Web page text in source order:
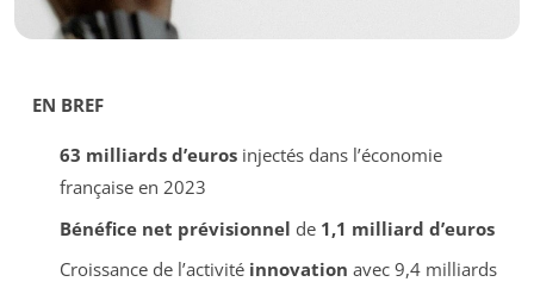
EN BREF
63 milliards d’eurosinjectés dans l’économie
française en 2023
Bénéfice net prévisionnel de 1,1 milliard d’euros
Croissance de l’activité innovation avec 9,4 milliards